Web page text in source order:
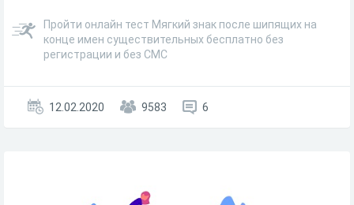
Пройти онлайн тест Мягкий знак после шипящих на
конце имен существительных бесплатно без
регистрации и без СМС
12.02.2020 9583 6